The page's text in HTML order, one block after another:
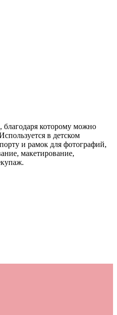
благодаря которому можно
в детском
и рамок для фотографий,
макетирование,